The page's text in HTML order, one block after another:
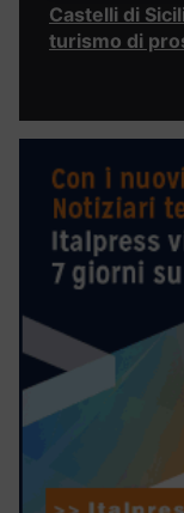
Castelli di
turismo di